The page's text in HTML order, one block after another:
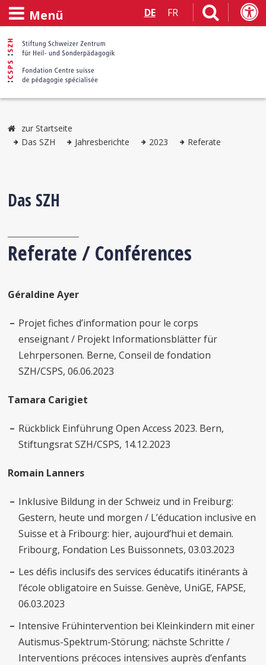
Menü DE FR
zur Startseite
Das SZH
Jahresberichte 2023 Referate
Das SZH
Referate / Conférences
Géraldine Ayer
Projet fiches d’information pour le corps
enseignant / Projekt Informationsblätter für
Lehrpersonen. Berne, Conseil de fondation
SZH/CSPS, 06.06.2023
Tamara Carigiet
Rückblick Einführung Open Access 2023. Bern,
Stiftungsrat SZH/CSPS, 14.12.2023
Romain Lanners
Inklusive Bildung in der Schweiz und in Freiburg:
Gestern, heute und morgen / L’éducation inclusive en
Suisse et à Fribourg: hier, aujourd‘hui et demain.
Fribourg, Fondation Les Buissonnets, 03.03.2023
Les défis inclusifs des services éducatifs itinérants à
l’école obligatoire en Suisse. Genève, UniGE, FAPSE,
06.03.2023
Intensive Frühintervention bei Kleinkindern mit einer
Autismus-Spektrum-Störung; nächste Schritte /
Interventions précoces intensives auprès d’enfants